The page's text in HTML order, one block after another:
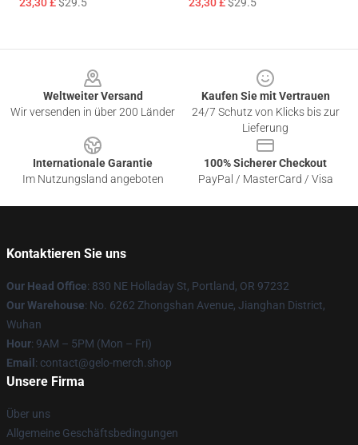
Weltweiter Versand
Wir versenden in über 200 Länder
Kaufen Sie mit Vertrauen
24/7 Schutz von Klicks bis zur
Lieferung
Internationale Garantie
Im Nutzungsland angeboten
100% Sicherer Checkout
PayPal / MasterCard / Visa
Kontaktieren Sie uns
Our Head Office: 830 NE Holladay St, Portland, OR 97232
Our Warehouse: No. 6262 Zhongshan Avenue, Jianghan District,
Wuhan
Hour: 9AM – 5PM (Mon – Fri)
Email : contact@gelo-merch.shop
Unsere Firma
Über uns
Allgemeine Geschäftsbedingungen